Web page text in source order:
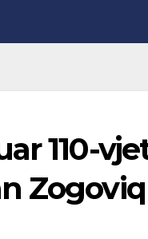
110-
Zogoviq